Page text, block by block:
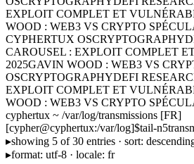
EXPLOIT COMPLET ET
WOOD : WEB3 VS CRYPTO
CYPHERTUX OSCRYPTOGRAPHY
CAROUSEL : EXPLOIT COMPLET
2025GAVIN WOOD : WEB3 VS
OSCRYPTOGRAPHYDEFI
EXPLOIT COMPLET ET
WOOD : WEB3 VS CRYPTO
cyphertux ~ /var/log/transmissions [FR]
[cypher@cyphertux:/var/log]$tail-n5
▸showing 5 of 30 entries · sort:
▸format: utf-8 · locale: fr